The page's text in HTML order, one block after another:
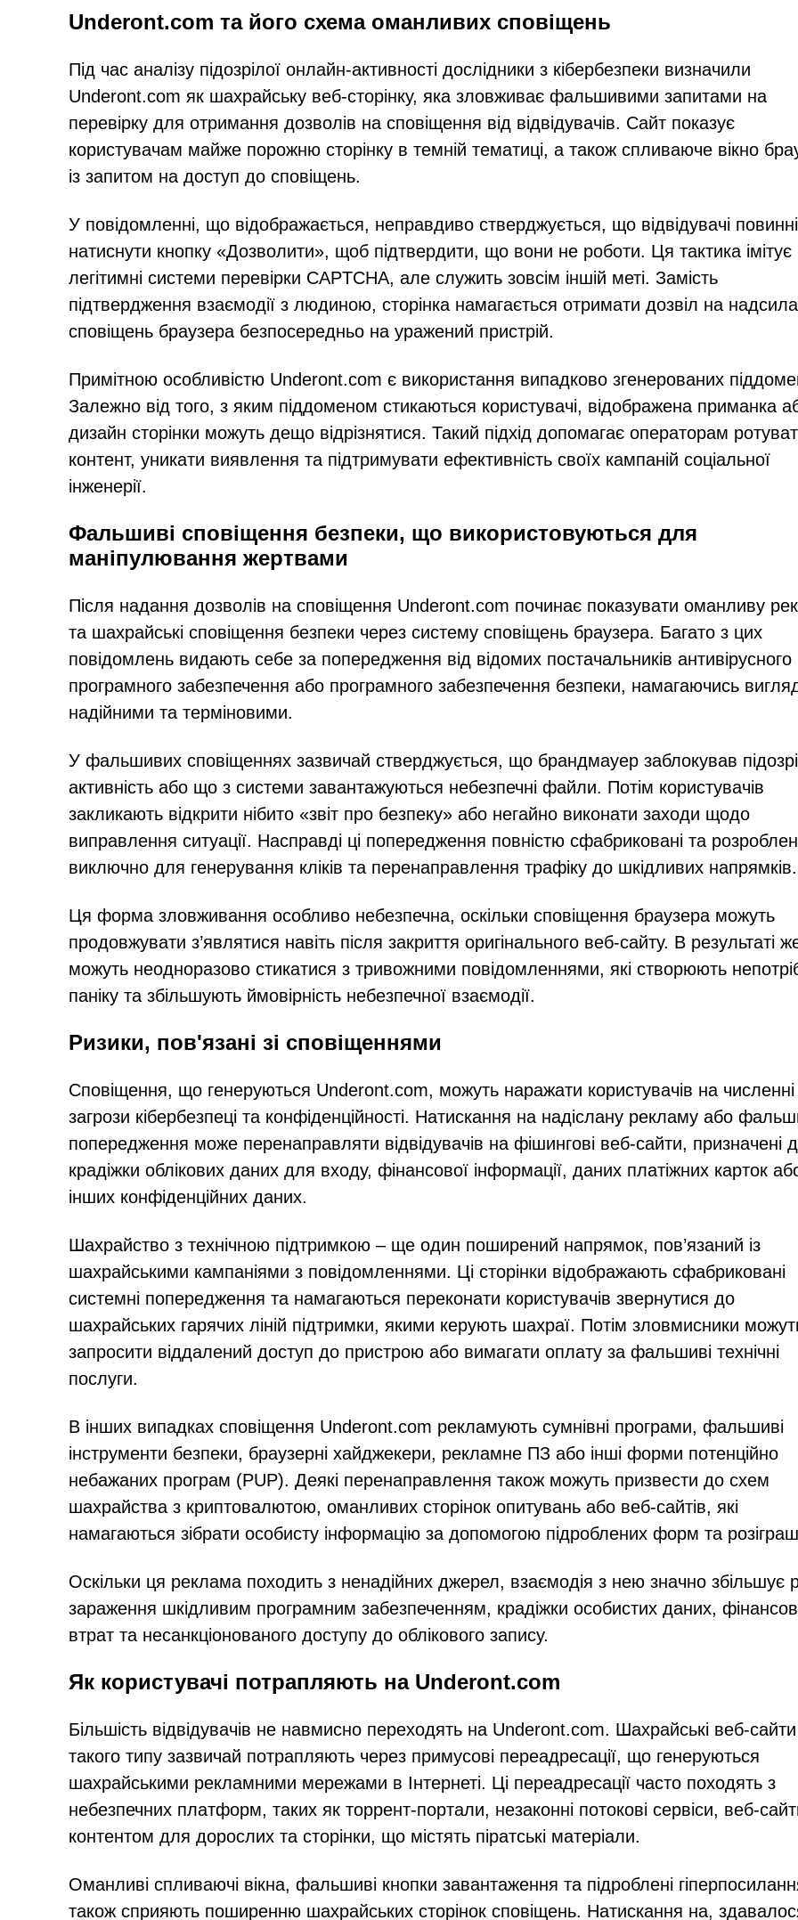
Underont.com та його схема оманливих сповіщень
Під час аналізу підозрілої онлайн-активності дослідники з кібербезпеки визначили
Underont.com як шахрайську веб-сторінку, яка зловживає фальшивими запитами на
перевірку для отримання дозволів на сповіщення від відвідувачів. Сайт показує
користувачам майже порожню сторінку в темній тематиці, а також спливаюче вікно
із запитом на доступ до сповіщень.
У повідомленні, що відображається, неправдиво стверджується, що відвідувачі повинні
натиснути кнопку «Дозволити», щоб підтвердити, що вони не роботи. Ця тактика імітує
легітимні системи перевірки CAPTCHA, але служить зовсім іншій меті. Замість
підтвердження взаємодії з людиною, сторінка намагається отримати дозвіл на
сповіщень браузера безпосередньо на уражений пристрій.
Примітною особливістю Underont.com є використання випадково згенерованих
Залежно від того, з яким піддоменом стикаються користувачі, відображена приманка
дизайн сторінки можуть дещо відрізнятися. Такий підхід допомагає операторам
контент, уникати виявлення та підтримувати ефективність своїх кампаній соціальної
інженерії.
Фальшиві сповіщення безпеки, що використовуються для
маніпулювання жертвами
Після надання дозволів на сповіщення Underont.com починає показувати оманливу
та шахрайські сповіщення безпеки через систему сповіщень браузера. Багато з цих
повідомлень видають себе за попередження від відомих постачальників антивірусного
програмного забезпечення або програмного забезпечення безпеки, намагаючись
надійними та терміновими.
У фальшивих сповіщеннях зазвичай стверджується, що брандмауер заблокував
активність або що з системи завантажуються небезпечні файли. Потім користувачів
закликають відкрити нібито «звіт про безпеку» або негайно виконати заходи щодо
виправлення ситуації. Насправді ці попередження повністю сфабриковані та
виключно для генерування кліків та перенаправлення трафіку до шкідливих напрямків.
Ця форма зловживання особливо небезпечна, оскільки сповіщення браузера можуть
продовжувати з’являтися навіть після закриття оригінального веб-сайту. В результаті
можуть неодноразово стикатися з тривожними повідомленнями, які створюють
паніку та збільшують ймовірність небезпечної взаємодії.
Ризики, пов'язані зі сповіщеннями
Сповіщення, що генеруються Underont.com, можуть наражати користувачів на численні
загрози кібербезпеці та конфіденційності. Натискання на надіслану рекламу або
попередження може перенаправляти відвідувачів на фішингові веб-сайти, призначені
крадіжки облікових даних для входу, фінансової інформації, даних платіжних карток
інших конфіденційних даних.
Шахрайство з технічною підтримкою – ще один поширений напрямок, пов’язаний із
шахрайськими кампаніями з повідомленнями. Ці сторінки відображають сфабриковані
системні попередження та намагаються переконати користувачів звернутися до
шахрайських гарячих ліній підтримки, якими керують шахраї. Потім зловмисники
запросити віддалений доступ до пристрою або вимагати оплату за фальшиві технічні
послуги.
В інших випадках сповіщення Underont.com рекламують сумнівні програми, фальшиві
інструменти безпеки, браузерні хайджекери, рекламне ПЗ або інші форми потенційно
небажаних програм (PUP). Деякі перенаправлення також можуть призвести до схем
шахрайства з криптовалютою, оманливих сторінок опитувань або веб-сайтів, які
намагаються зібрати особисту інформацію за допомогою підроблених форм та
Оскільки ця реклама походить з ненадійних джерел, взаємодія з нею значно збільшує
зараження шкідливим програмним забезпеченням, крадіжки особистих даних,
втрат та несанкціонованого доступу до облікового запису.
Як користувачі потрапляють на Underont.com
Більшість відвідувачів не навмисно переходять на Underont.com. Шахрайські веб-сайти
такого типу зазвичай потрапляють через примусові переадресації, що генеруються
шахрайськими рекламними мережами в Інтернеті. Ці переадресації часто походять з
небезпечних платформ, таких як торрент-портали, незаконні потокові сервіси, веб-
контентом для дорослих та сторінки, що містять піратські матеріали.
Оманливі спливаючі вікна, фальшиві кнопки завантаження та підроблені
також сприяють поширенню шахрайських сторінок сповіщень. Натискання на,